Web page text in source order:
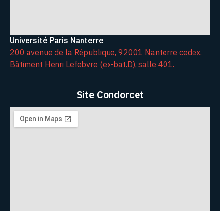
Université Paris Nanterre
200 avenue de la République, 92001 Nanterre cedex.
Bâtiment Henri Lefebvre (ex-bat.D), salle 401.
Site Condorcet